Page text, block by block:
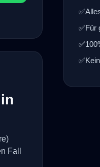
Fall
✅
✅Für
✅
✅